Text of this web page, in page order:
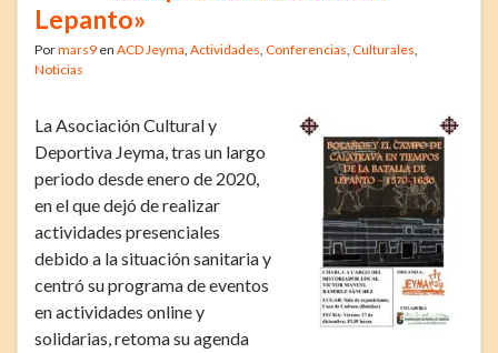
Lepanto»
Pormars9 en ACD Jeyma, Actividades, Conferencias, Culturales,
Noticias
La Asociación Cultural y
Deportiva Jeyma, tras un largo
periodo desde enero de 2020,
en el que dejó de realizar
actividades presenciales
debido a la situación sanitaria y
centró su programa de eventos
en actividades online y
solidarias, retoma su agenda